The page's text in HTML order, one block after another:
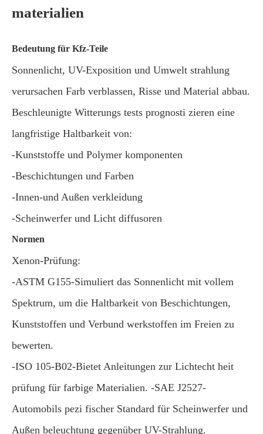
materialien
Bedeutung für Kfz-Teile
Sonnenlicht, UV-Exposition und Umwelt strahlung
verursachen Farb verblassen, Risse und Material abbau.
Beschleunigte Witterungs tests prognosti zieren eine
langfristige Haltbarkeit von:
-Kunststoffe und Polymer komponenten
-Beschichtungen und Farben
-Innen-und Außen verkleidung
-Scheinwerfer und Licht diffusoren
Normen
Xenon-Prüfung:
-ASTM G155-Simuliert das Sonnenlicht mit vollem
Spektrum, um die Haltbarkeit von Beschichtungen,
Kunststoffen und Verbund werkstoffen im Freien zu
bewerten.
-ISO 105-B02-Bietet Anleitungen zur Lichtecht heit
prüfung für farbige Materialien. -SAE J2527-
Automobils pezi fischer Standard für Scheinwerfer und
Außen beleuchtung gegenüber UV-Strahlung.